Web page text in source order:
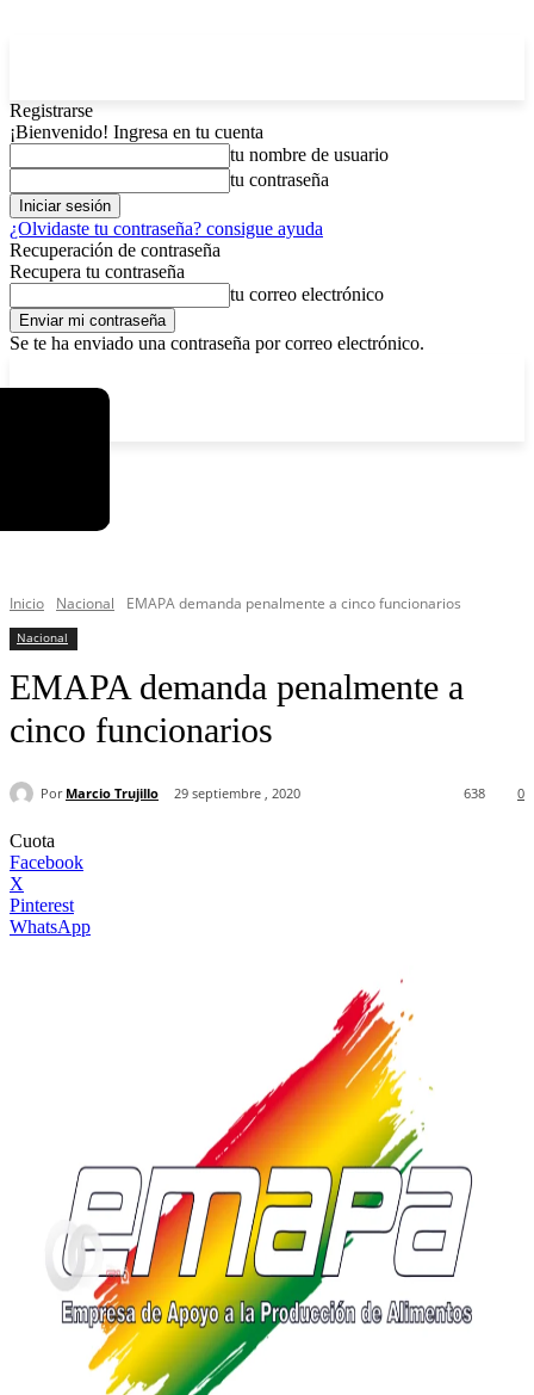
Registrarse
¡Bienvenido! Ingresa en tu cuenta
tu nombre de usuario
tu contraseña
¿Olvidaste tu contraseña? consigue ayuda
Recuperación de contraseña
Recupera tu contraseña
tu correo electrónico
Se te ha enviado una contraseña por correo electrónico.
Inicio Nacional EMAPA demanda penalmente a cinco funcionarios
Nacional
EMAPA demanda penalmente a
cinco funcionarios
Por Marcio Trujillo 29 septiembre , 2020 0
638
Cuota
Facebook
X
Pinterest
WhatsApp